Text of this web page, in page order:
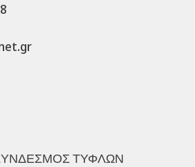
ΤΥΦΛΩΝ